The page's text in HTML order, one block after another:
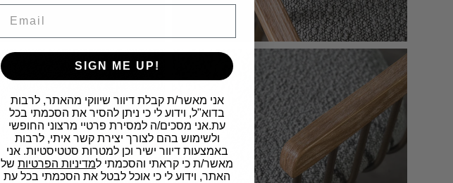
SIGN ME UP!
​אני מאשר/ת קבלת דיוור שיווקי מהאתר, לרבות
בדוא"ל, וידוע לי כי ניתן להסיר את הסכמתי בכל
עת.אני מסכים/ה למסירת פרטיי מרצוני החופשי
ולשימוש בהם לצורך יצירת קשר איתי, לרבות
באמצעות דיוור ישיר וכן למטרות סטטיסטיות. אני
מאשר/ת כי קראתי והסכמתי למדיניות הפרטיות של
האתר, וידוע לי כי אוכל לבטל את הסכמתי בכל עת